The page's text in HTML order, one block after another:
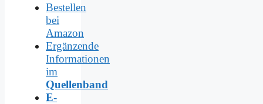
Bestellen
bei
Amazon
Ergänzende
Informationen
im
Quellenband
E-